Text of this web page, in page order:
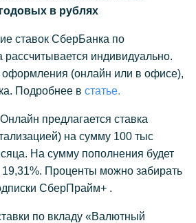
в рублях
ставок СберБанка по
рассчитывается индивидуально.
оформления (онлайн или в офисе),
Подробнее в статье.
предлагается ставка
на сумму 100 тыс
На сумму пополнения будет
19,31%. Проценты можно забирать
СберПрайм+ .
по вкладу «Валютный